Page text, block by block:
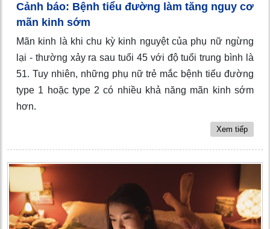
Cảnh báo: Bệnh tiểu đường làm tăng nguy cơ
mãn kinh sớm
Mãn kinh là khi chu kỳ kinh nguyệt của phụ nữ ngừng
lại - thường xảy ra sau tuổi 45 với độ tuổi trung bình là
51. Tuy nhiên, những phụ nữ trẻ mắc bệnh tiểu đường
type 1 hoặc type 2 có nhiều khả năng mãn kinh sớm
hơn.
Xem tiếp